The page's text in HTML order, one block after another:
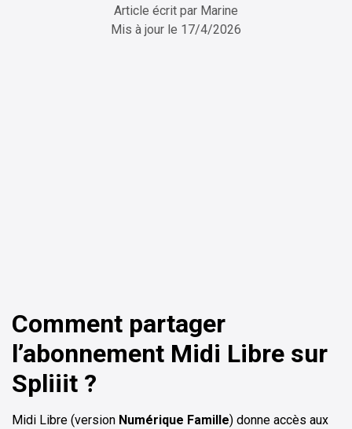
Article écrit par Marine
Mis à jour le 17/4/2026
Comment partager
l’abonnement Midi Libre sur
Spliiit ?
Midi Libre (version Numérique Famille) donne accès aux